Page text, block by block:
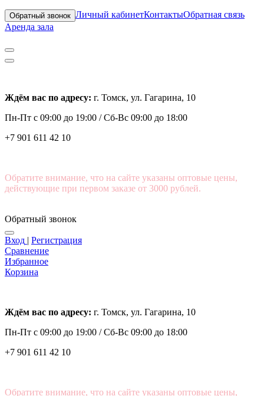
Обратный звонок Личный кабинетКонтактыОбратная связь
Аренда зала
Ждём вас по адресу: г. Томск, ул. Гагарина, 10
Пн-Пт с 09:00 до 19:00 /Сб-Вс 09:00 до 18:00
+7 901 611 42 10
Обратите внимание, что на сайте указаны оптовые цены,
действующие при первом заказе от 3000 рублей.
Обратный звонок
Вход | Регистрация
Сравнение
Избранное
Корзина
Ждём вас по адресу: г. Томск, ул. Гагарина, 10
Пн-Пт с 09:00 до 19:00 /Сб-Вс 09:00 до 18:00
+7 901 611 42 10
Обратите внимание, что на сайте указаны оптовые цены,